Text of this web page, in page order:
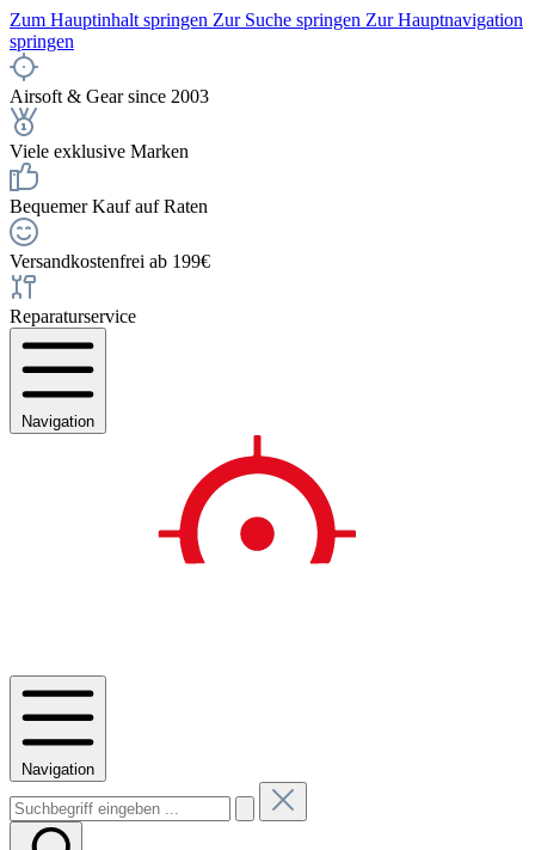
Zum Hauptinhalt springen Zur Suche springen Zur Hauptnavigation
springen
Airsoft & Gear since 2003
Viele exklusive Marken
Bequemer Kauf auf Raten
Versandkostenfrei ab 199€
Reparaturservice
Navigation
Navigation